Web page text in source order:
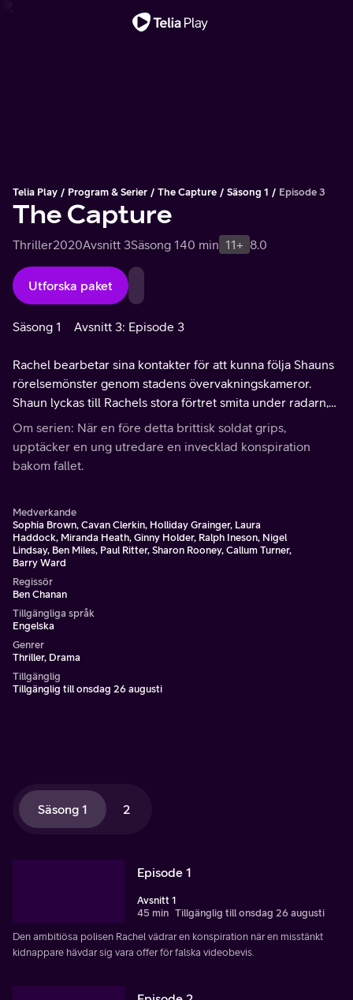
Telia Play Program & Serier The Capture Säsong 1 Episode 3
The Capture
Thriller2020Avsnitt 3Säsong 140 min 11+ 8.0
Utforska paket
Säsong 1 Avsnitt 3: Episode 3
Rachel bearbetar sina kontakter för att kunna följa Shauns
rörelsemönster genom stadens övervakningskameror.
Shaun lyckas till Rachels stora förtret smita under radarn,
men hamnar snabbt i klorna på den mystiske agenten
Frank Napier.
Om serien: När en före detta brittisk soldat grips,
upptäcker en ung utredare en invecklad konspiration
bakom fallet.
Medverkande
Sophia Brown, Cavan Clerkin, Holliday Grainger, Laura
Haddock, Miranda Heath, Ginny Holder, Ralph Ineson, Nigel
Lindsay, Ben Miles, Paul Ritter, Sharon Rooney, Callum Turner,
Barry Ward
Regissör
Ben Chanan
Tillgängliga språk
Engelska
Genrer
Thriller, Drama
Tillgänglig
Tillgänglig till onsdag 26 augusti
Säsong 1 2
Episode 1
Avsnitt 1
45 min Tillgänglig till onsdag 26 augusti
Den ambitiösa polisen Rachel vädrar en konspiration när en misstänkt
kidnappare hävdar sig vara offer för falska videobevis.